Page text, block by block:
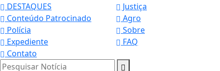
DESTAQUES
Justiça
Conteúdo Patrocinado
Agro
Polícia
Sobre
Expediente
FAQ
Contato
Pesquisar Notícia